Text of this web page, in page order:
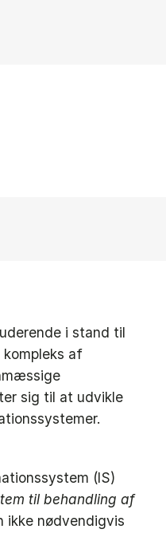
i stand til
af
sig til at udvikle
(IS)
til behandling af
ikke nødvendigvis